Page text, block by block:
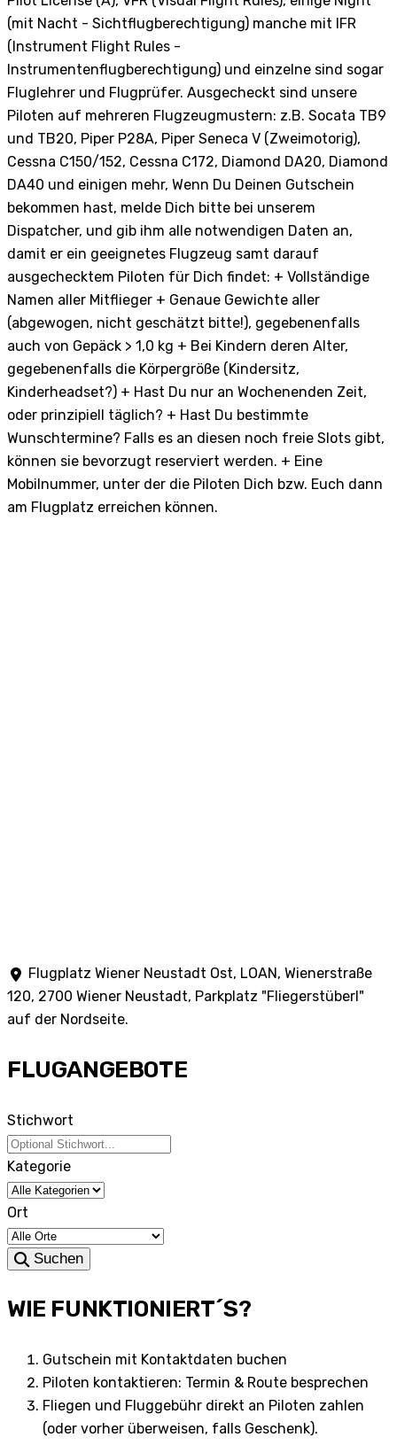
(mit Nacht - Sichtflugberechtigung) manche mit IFR
(Instrument Flight Rules -
Instrumentenflugberechtigung) und einzelne sind sogar
Fluglehrer und Flugprüfer. Ausgecheckt sind unsere
Piloten auf mehreren Flugzeugmustern: z.B. Socata TB9
und TB20, Piper P28A, Piper Seneca V (Zweimotorig),
Cessna C150/152, Cessna C172, Diamond DA20, Diamond
DA40 und einigen mehr, Wenn Du Deinen Gutschein
bekommen hast, melde Dich bitte bei unserem
Dispatcher, und gib ihm alle notwendigen Daten an,
damit er ein geeignetes Flugzeug samt darauf
ausgechecktem Piloten für Dich findet: + Vollständige
Namen aller Mitflieger + Genaue Gewichte aller
(abgewogen, nicht geschätzt bitte!), gegebenenfalls
auch von Gepäck > 1,0 kg + Bei Kindern deren Alter,
gegebenenfalls die Körpergröße (Kindersitz,
Kinderheadset?) + Hast Du nur an Wochenenden Zeit,
oder prinzipiell täglich? + Hast Du bestimmte
Wunschtermine? Falls es an diesen noch freie Slots gibt,
können sie bevorzugt reserviert werden. + Eine
Mobilnummer, unter der die Piloten Dich bzw. Euch dann
am Flugplatz erreichen können.
Flugplatz Wiener Neustadt Ost, LOAN, Wienerstraße
120, 2700 Wiener Neustadt, Parkplatz "Fliegerstüberl"
auf der Nordseite.
FLUGANGEBOTE
Stichwort
Kategorie
Ort
Suchen
WIE FUNKTIONIERT´S?
Gutschein mit Kontaktdaten buchen
Piloten kontaktieren: Termin & Route besprechen
Fliegen und Fluggebühr direkt an Piloten zahlen
(oder vorher überweisen, falls Geschenk).